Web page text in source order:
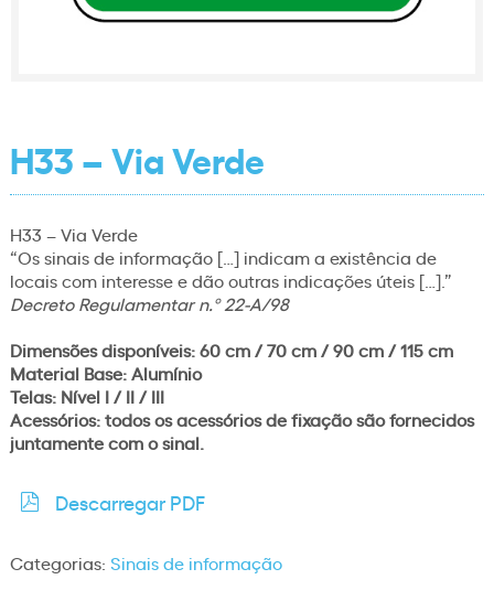
H33 – Via Verde
H33 – Via Verde
“Os sinais de informação […] indicam a existência de
locais com interesse e dão outras indicações úteis […].”
Decreto Regulamentar n.º 22-A/98
Dimensões disponíveis: 60 cm / 70 cm / 90 cm / 115 cm
Material Base: Alumínio
Telas: Nível I / II / III
Acessórios: todos os acessórios de fixação são fornecidos
juntamente com o sinal.
Descarregar PDF
Categorias: Sinais de informação